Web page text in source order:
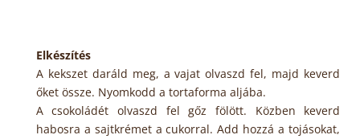
Elkészítés
A kekszet daráld meg, a vajat olvaszd fel, majd keverd
őket össze. Nyomkodd a tortaforma aljába.
A csokoládét olvaszd fel gőz fölött. Közben keverd
habosra a sajtkrémet a cukorral. Add hozzá a tojásokat,